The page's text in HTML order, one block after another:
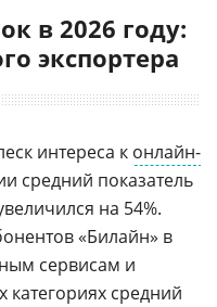
в 2026 году:
экспортера
интереса к онлайн-
средний показатель
на 54%.
«Билайн» в
сервисам и
средний